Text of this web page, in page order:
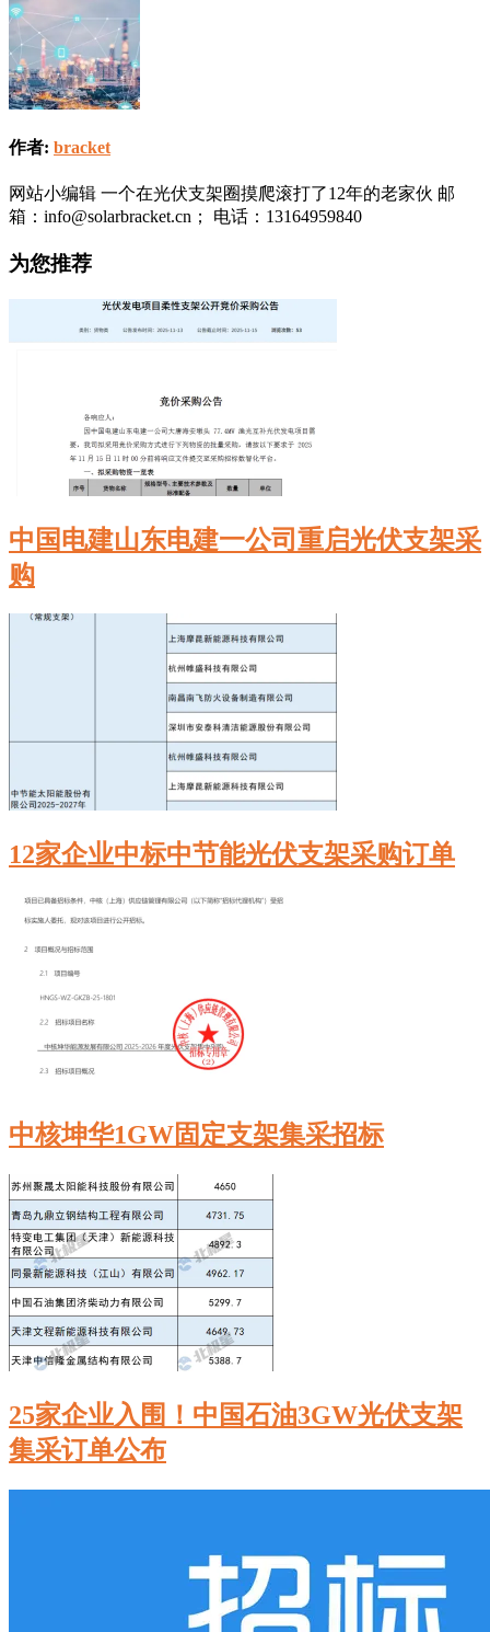
作者: bracket
网站小编辑 一个在光伏支架圈摸爬滚打了12年的老家伙 邮
箱：info@solarbracket.cn； 电话：13164959840
为您推荐
中国电建山东电建一公司重启光伏支架采
购
12家企业中标中节能光伏支架采购订单
中核坤华‌1GW固定支架集采招标
25家企业入围！中国石油3GW光伏支架
集采订单公布